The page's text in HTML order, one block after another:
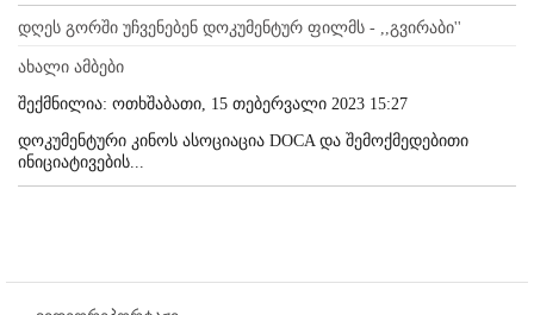
დღეს გორში უჩვენებენ დოკუმენტურ ფილმს - ,,გვირაბი''
ახალი ამბები
შექმნილია: ოთხშაბათი, 15 თებერვალი 2023 15:27
დოკუმენტური კინოს ასოციაცია DOCA და შემოქმედებითი
ინიციატივების...